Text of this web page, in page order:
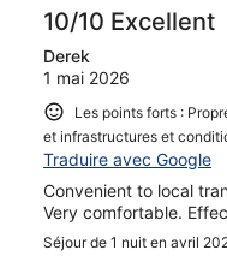
10/10 Excellent
Derek
1 mai 2026
Les points forts :
et infrastructures et
Traduire avec Google
Convenient to local
Very comfortable.
Séjour de 1 nuit en avril